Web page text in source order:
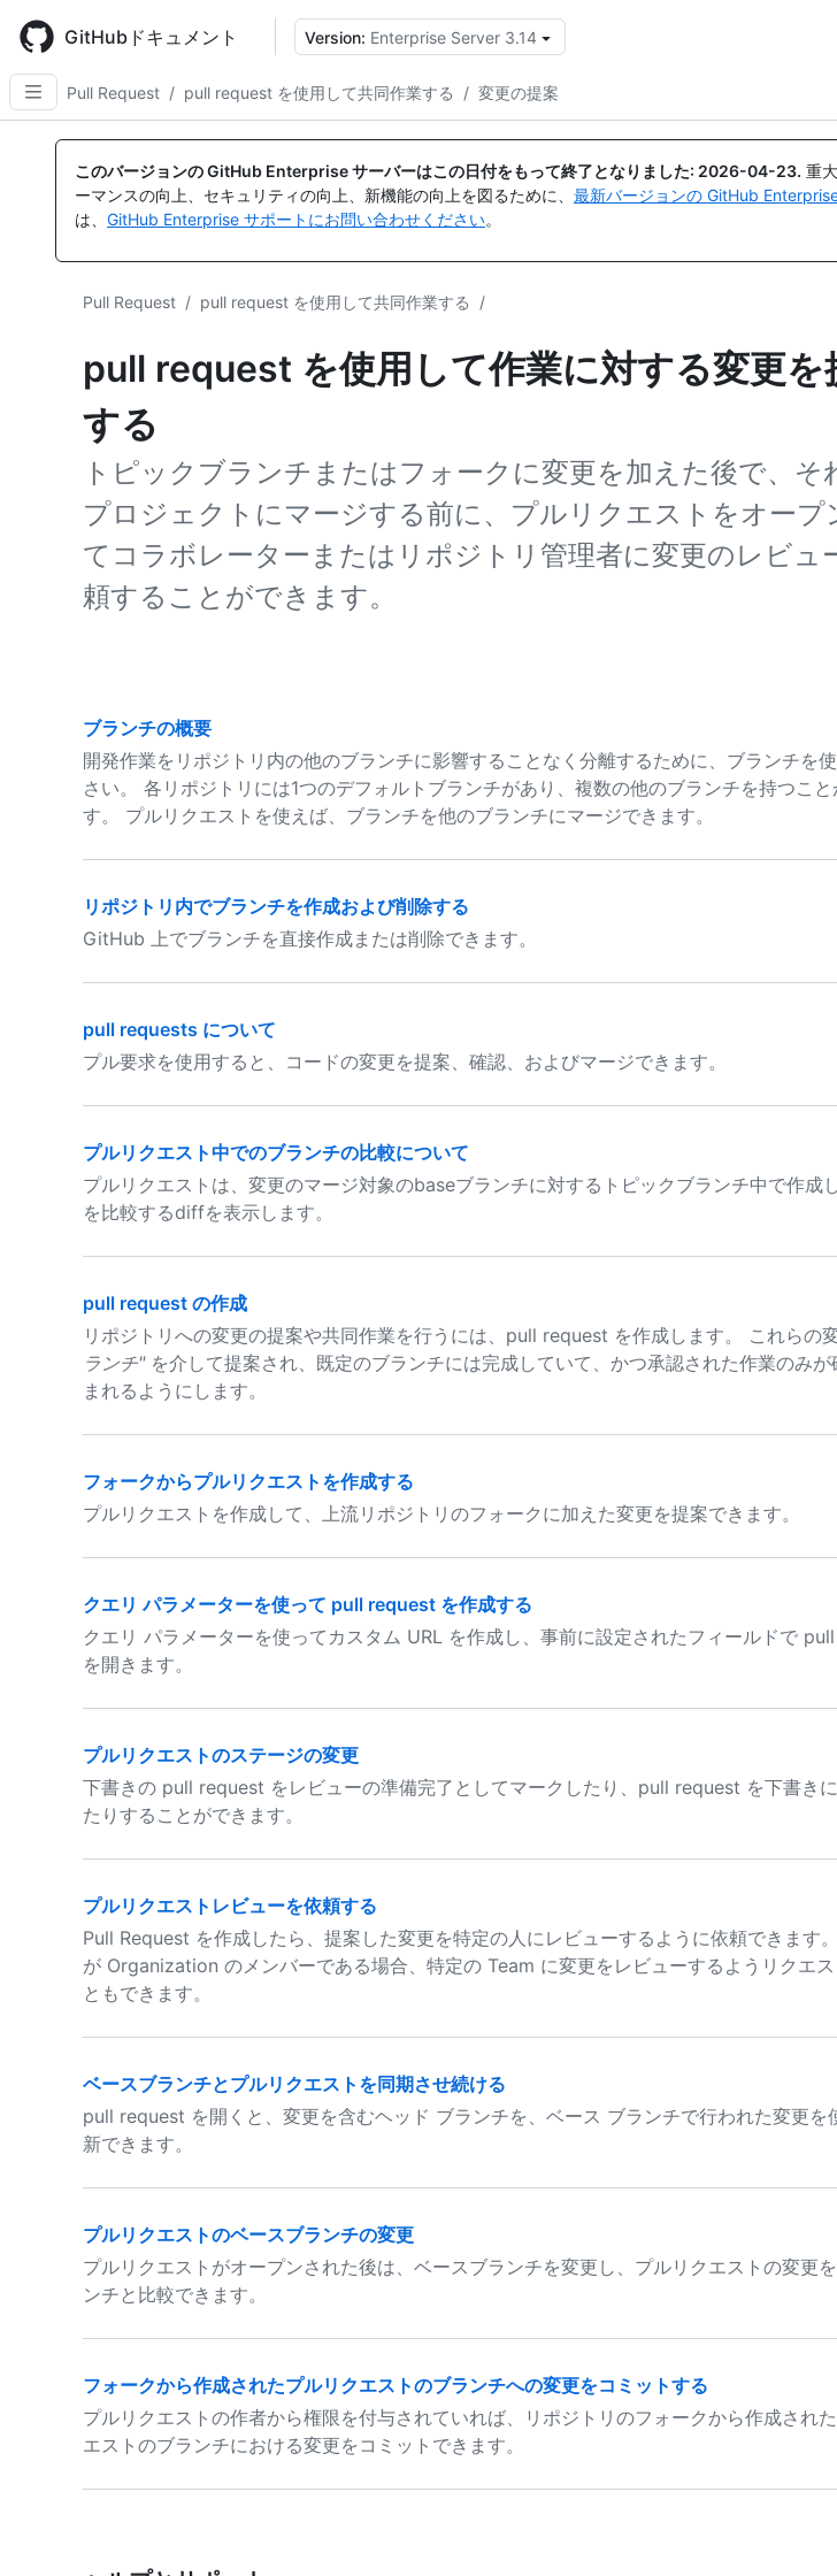
main
content
GitHubドキュメント Version: Enterprise Server 3.14
Pull Request / pull request を使用して共同作業する / 変更の提案
このバージョンの GitHub Enterprise サーバーはこの日付をもって終了となりました: 2026-04-23. 重
ーマンスの向上、セキュリティの向上、新機能の向上を図るために、 最新バージョンの GitHub
は、 GitHub Enterprise サポートにお問い合わせください。
Pull Request / pull request を使用して共同作業する /
pull request を使用して作業に対する変更を
する
トピックブランチまたはフォークに変更を加えた後で、そ
プロジェクトにマージする前に、プルリクエストをオープ
てコラボレーターまたはリポジトリ管理者に変更のレビュ
頼することができます。
ブランチの概要
開発作業をリポジトリ内の他のブランチに影響することなく分離するために、ブランチを
さい。 各リポジトリには1つのデフォルトブランチがあり、複数の他のブランチを持つこと
す。 プルリクエストを使えば、ブランチを他のブランチにマージできます。
リポジトリ内でブランチを作成および削除する
GitHub 上でブランチを直接作成または削除できます。
pull requests について
プル要求を使用すると、コードの変更を提案、確認、およびマージできます。
プルリクエスト中でのブランチの比較について
プルリクエストは、変更のマージ対象のbaseブランチに対するトピックブランチ中で作成
を比較するdiffを表示します。
pull request の作成
リポジトリへの変更の提案や共同作業を行うには、pull request を作成します。 これらの
ランチ"を介して提案され、既定のブランチには完成していて、かつ承認された作業のみが
まれるようにします。
フォークからプルリクエストを作成する
プルリクエストを作成して、上流リポジトリのフォークに加えた変更を提案できます。
クエリ パラメーターを使って pull request を作成する
クエリ パラメーターを使ってカスタム URL を作成し、事前に設定されたフィールドで
を開きます。
プルリクエストのステージの変更
下書きの pull request をレビューの準備完了としてマークしたり、pull request を下書き
たりすることができます。
プルリクエストレビューを依頼する
Pull Request を作成したら、提案した変更を特定の人にレビューするように依頼できます
が Organization のメンバーである場合、特定の Team に変更をレビューするようリクエス
ともできます。
ベースブランチとプルリクエストを同期させ続ける
pull request を開くと、変更を含むヘッド ブランチを、ベース ブランチで行われた変更を
新できます。
プルリクエストのベースブランチの変更
プルリクエストがオープンされた後は、ベースブランチを変更し、プルリクエストの変更
ンチと比較できます。
フォークから作成されたプルリクエストのブランチへの変更をコミットする
プルリクエストの作者から権限を付与されていれば、リポジトリのフォークから作成され
エストのブランチにおける変更をコミットできます。